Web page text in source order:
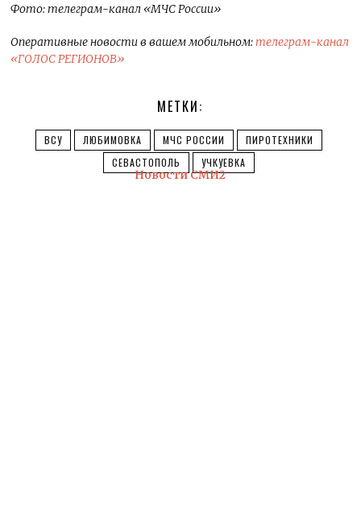
Фото: телеграм-канал «МЧС России»
Оперативные новости в вашем мобильном:телеграм-канал
«ГОЛОС РЕГИОНОВ»
МЕТКИ:
ВСУ ЛЮБИМОВКА МЧС РОССИИ
ПИРОТЕХНИКИ
СЕВАСТОПОЛЬ
УЧКУЕВКА
Новости СМИ2